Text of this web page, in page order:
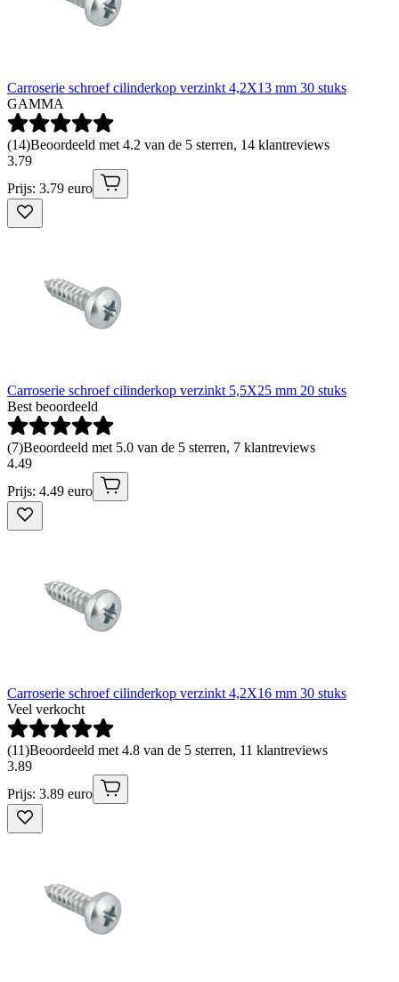
Carroserie schroef cilinderkop verzinkt 4,2X13 mm 30 stuks
GAMMA
(14)Beoordeeld met 4.2 van de 5 sterren, 14 klantreviews
3.79
Prijs: 3.79 euro
Carroserie schroef cilinderkop verzinkt 5,5X25 mm 20 stuks
Best beoordeeld
(7)Beoordeeld met 5.0 van de 5 sterren, 7 klantreviews
4.49
Prijs: 4.49 euro
Carroserie schroef cilinderkop verzinkt 4,2X16 mm 30 stuks
Veel verkocht
(11)Beoordeeld met 4.8 van de 5 sterren, 11 klantreviews
3.89
Prijs: 3.89 euro